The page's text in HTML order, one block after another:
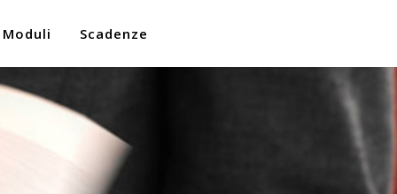
Moduli Scadenze